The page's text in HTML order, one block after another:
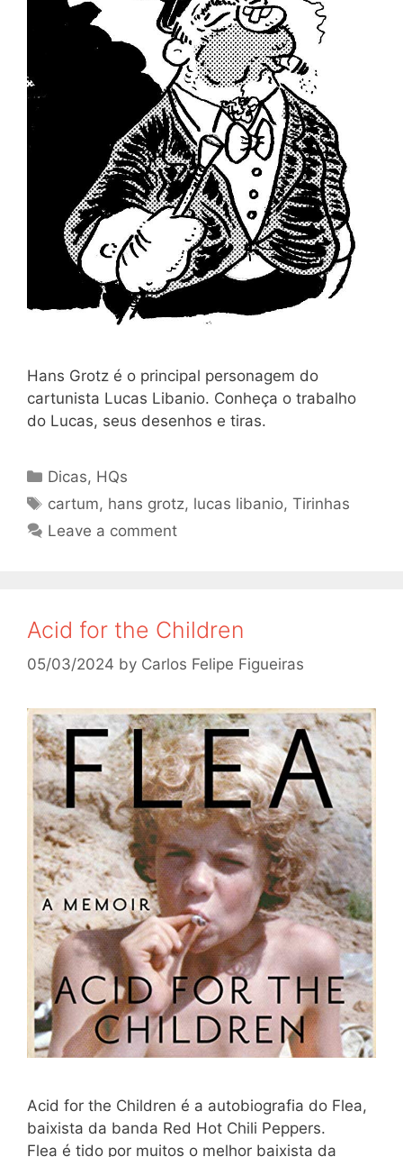
Hans Grotz é o principal personagem do
cartunista Lucas Libanio. Conheça o trabalho
do Lucas, seus desenhos e tiras.
Categories
Dicas, HQs
Tags
cartum, hans grotz, lucas libanio,Tirinhas
Leave a comment
Acid for the Children
05/03/2024 by Carlos Felipe Figueiras
Acid for the Children é a autobiografia do Flea,
baixista da banda Red Hot Chili Peppers.
Flea é tido por muitos o melhor baixista da